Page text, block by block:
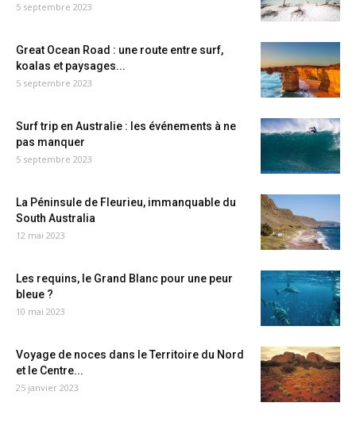
5 septembre 2023
Great Ocean Road : une route entre surf,
koalas et paysages...
5 septembre 2023
Surf trip en Australie : les événements à ne
pas manquer
5 septembre 2023
La Péninsule de Fleurieu, immanquable du
South Australia
12 mai 2023
Les requins, le Grand Blanc pour une peur
bleue ?
10 mai 2023
Voyage de noces dans le Territoire du Nord
et le Centre...
25 janvier 2023